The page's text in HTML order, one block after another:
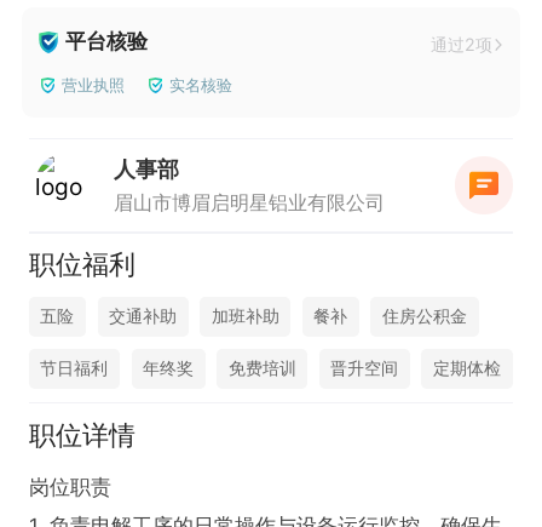
平台核验 通过2项
营业执照 实名核验
人事部
眉山市博眉启明星铝业有限公司
职位福利
五险 交通补助 加班补助 餐补 住房公积金
节日福利 年终奖 免费培训 晋升空间 定期体检
职位详情
岗位职责